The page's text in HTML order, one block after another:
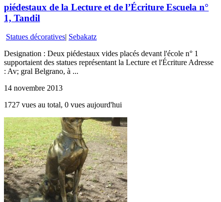
piédestaux de la Lecture et de l’Écriture Escuela n°
1, Tandil
Statues décoratives| Sebakatz
Designation : Deux piédestaux vides placés devant l'école n° 1
supportaient des statues représentant la Lecture et l'Écriture Adresse
: Av; gral Belgrano, à ...
14 novembre 2013
1727 vues au total, 0 vues aujourd'hui